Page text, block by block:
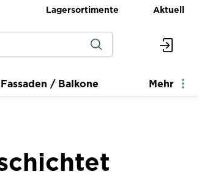
Lagersortimente Aktuell
Fassaden / Balkone Mehr